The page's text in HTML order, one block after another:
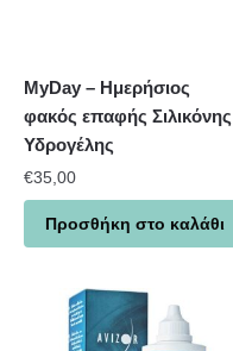
MyDay – Ημερήσιος
φακός επαφής Σιλικόνης
Υδρογέλης
€35,00
Προσθήκη στο καλάθι